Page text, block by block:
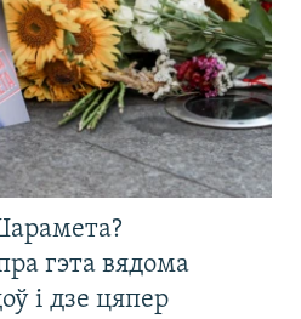
гэта вядома
і дзе цяпер